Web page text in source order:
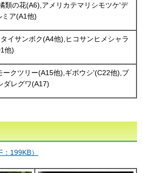
類の花(A6),アメリカテマリシモツケ'デ
ミア(A1他)
イサンボク(A4他),ヒコサンヒメシャラ
他)
ークツリー(A15他),ギボウシ'(C22他),ブ
ダレグワ(A17)
199KB）